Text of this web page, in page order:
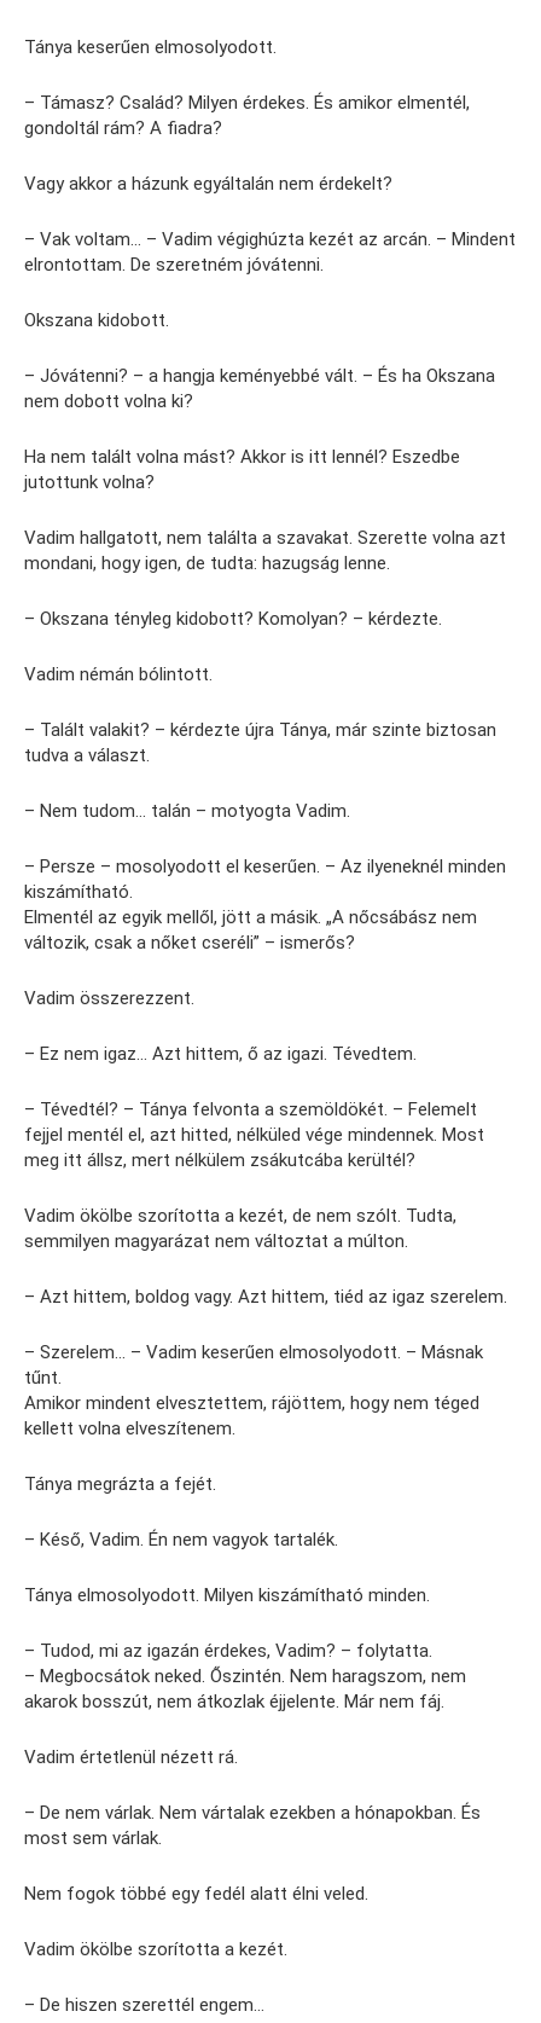
Tánya keserűen elmosolyodott.
– Támasz? Család? Milyen érdekes. És amikor elmentél,
gondoltál rám? A fiadra?
Vagy akkor a házunk egyáltalán nem érdekelt?
– Vak voltam… – Vadim végighúzta kezét az arcán. – Mindent
elrontottam. De szeretném jóvátenni.
Okszana kidobott.
– Jóvátenni? – a hangja keményebbé vált. – És ha Okszana
nem dobott volna ki?
Ha nem talált volna mást? Akkor is itt lennél? Eszedbe
jutottunk volna?
Vadim hallgatott, nem találta a szavakat. Szerette volna azt
mondani, hogy igen, de tudta: hazugság lenne.
– Okszana tényleg kidobott? Komolyan? – kérdezte.
Vadim némán bólintott.
– Talált valakit? – kérdezte újra Tánya, már szinte biztosan
tudva a választ.
– Nem tudom… talán – motyogta Vadim.
– Persze – mosolyodott el keserűen. – Az ilyeneknél minden
kiszámítható.
Elmentél az egyik mellől, jött a másik. „A nőcsábász nem
változik, csak a nőket cseréli” – ismerős?
Vadim összerezzent.
– Ez nem igaz… Azt hittem, ő az igazi. Tévedtem.
– Tévedtél? – Tánya felvonta a szemöldökét. – Felemelt
fejjel mentél el, azt hitted, nélküled vége mindennek. Most
meg itt állsz, mert nélkülem zsákutcába kerültél?
Vadim ökölbe szorította a kezét, de nem szólt. Tudta,
semmilyen magyarázat nem változtat a múlton.
– Azt hittem, boldog vagy. Azt hittem, tiéd az igaz szerelem.
– Szerelem… – Vadim keserűen elmosolyodott. – Másnak
tűnt.
Amikor mindent elvesztettem, rájöttem, hogy nem téged
kellett volna elveszítenem.
Tánya megrázta a fejét.
– Késő, Vadim. Én nem vagyok tartalék.
Tánya elmosolyodott. Milyen kiszámítható minden.
– Tudod, mi az igazán érdekes, Vadim? – folytatta.
– Megbocsátok neked. Őszintén. Nem haragszom, nem
akarok bosszút, nem átkozlak éjjelente. Már nem fáj.
Vadim értetlenül nézett rá.
– De nem várlak. Nem vártalak ezekben a hónapokban. És
most sem várlak.
Nem fogok többé egy fedél alatt élni veled.
Vadim ökölbe szorította a kezét.
– De hiszen szerettél engem…